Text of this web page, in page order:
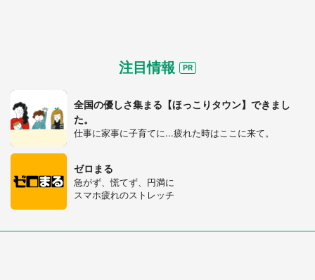
注目情報
全国の優しさ集まる【ほっこりタウン】できまし
た。
仕事に家事に子育てに...疲れた時はここに来て。
ゼロまる
急がず、慌てず、円満に
スマホ疲れのストレッチ